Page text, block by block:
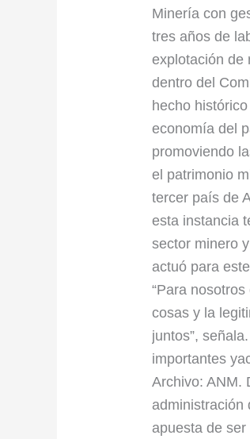
Minería con
tres años de
explotación de
dentro del
hecho
economía del
promoviendo
el patrimonio
tercer país de
esta instancia
sector minero
actuó para
“Para
cosas y la
juntos”,
importantes
Archivo: ANM.
administración
apuesta de